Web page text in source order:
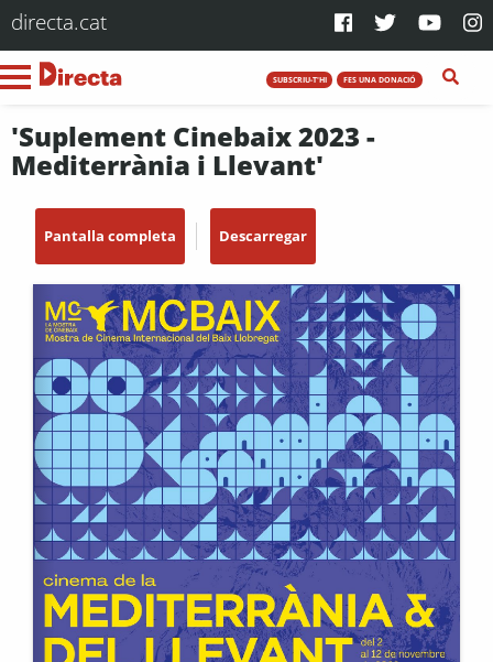
directa.cat
SUBSCRIU-T'HI FES UNA DONACIÓ
'Suplement Cinebaix 2023 -
Mediterrània i Llevant'
Pantalla completa Descarregar